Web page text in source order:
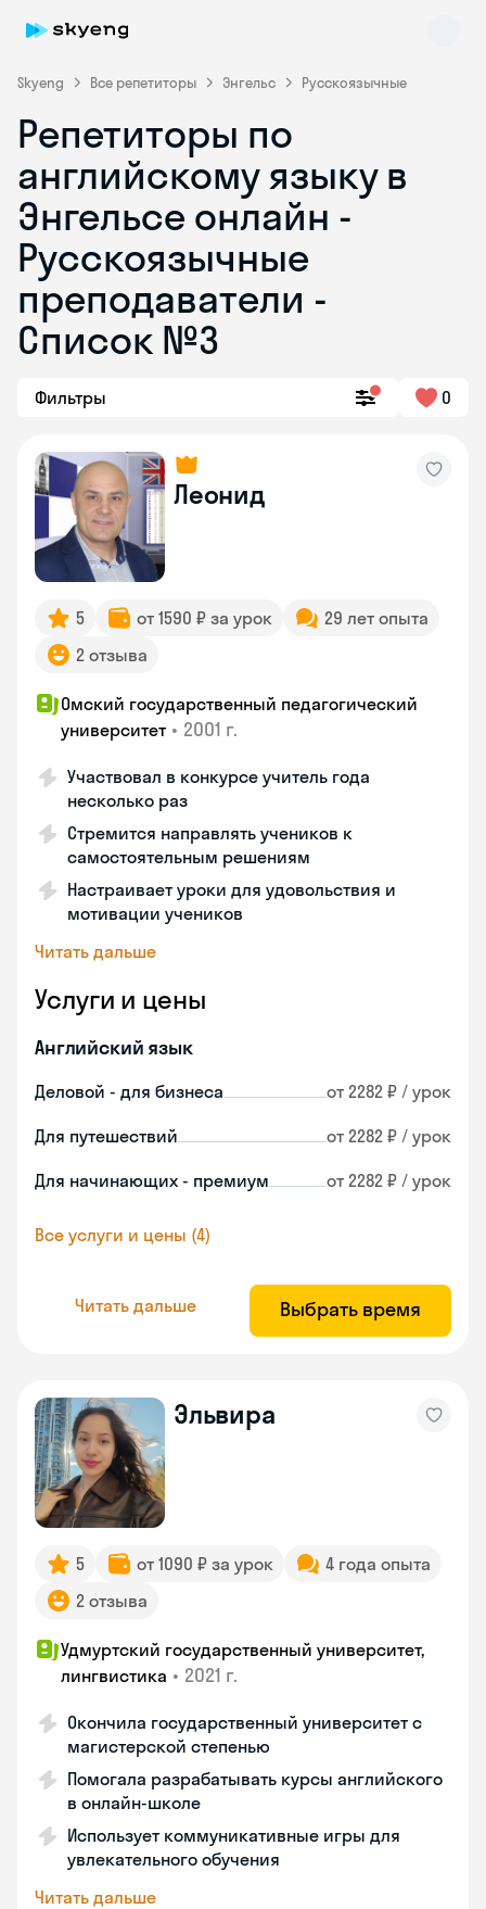
Skyeng Все репетиторы Энгельс Русскоязычные
Репетиторы по
английскому языку в
Энгельсе онлайн -
Русскоязычные
преподаватели -
Список №3
Фильтры 0
Леонид
5 от 1590 ₽ за урок
29 лет опыта
2 отзыва
Омский государственный педагогический
университет • 2001 г.
Участвовал в конкурсе учитель года
несколько раз
Стремится направлять учеников к
самостоятельным решениям
Настраивает уроки для удовольствия и
мотивации учеников
Читать дальше
Услуги и цены
Английский язык
Деловой - для бизнеса от 2282 ₽ / урок
Для путешествий от 2282 ₽ / урок
Для начинающих - премиум от 2282 ₽ / урок
Все услуги и цены (4)
Читать дальше Выбрать время
Эльвира
5 от 1090 ₽ за урок
4 года опыта
2 отзыва
Удмуртский государственный университет,
лингвистика • 2021 г.
Окончила государственный университет с
магистерской степенью
Помогала разрабатывать курсы английского
в онлайн-школе
Использует коммуникативные игры для
увлекательного обучения
Читать дальше
online